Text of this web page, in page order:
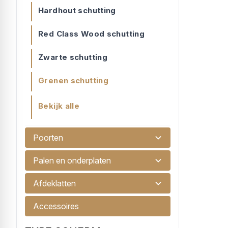
Hardhout schutting
Red Class Wood schutting
Zwarte schutting
Grenen schutting
Bekijk alle
Poorten
Palen en onderplaten
Afdeklatten
Accessoires
Lang tuinscherm (additioneel)
Verlengd tuinscherm voor grenen, do...
€ 75,00